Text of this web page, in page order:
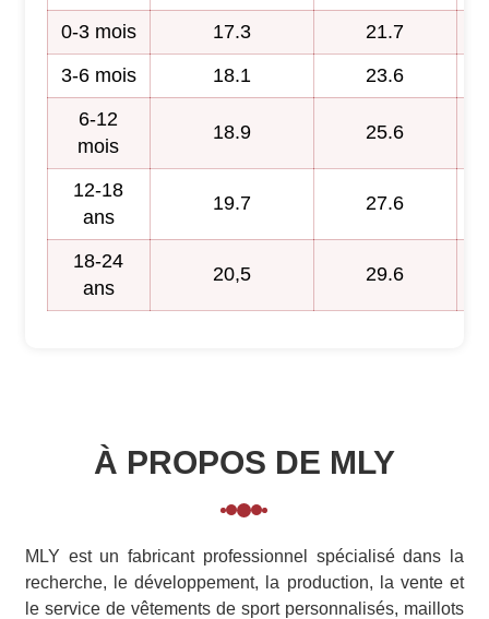
0-3 mois 17.3
21.7
3-6 mois
18.1
23.6
6-12
mois
18.9 25.6
12-18
ans
19.7 27.6
18-24
ans
20,5 29.6
À PROPOS DE MLY
MLY est un fabricant professionnel spécialisé dans la
recherche, le développement, la production, la vente et
le service de vêtements de sport personnalisés, maillots